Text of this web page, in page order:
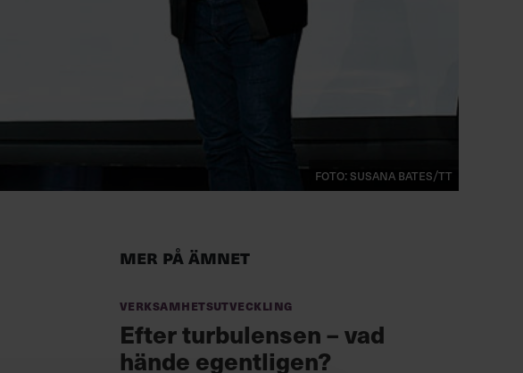
Foto: Susana Bates/TT
Mer på ämnet
Verksamhetsutveckling
Efter turbulensen – vad
hände egentligen?